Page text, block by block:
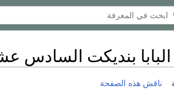
البابا بنديكت السادس
ناقش هذه الصفحة